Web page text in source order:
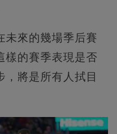
未來的幾場季后賽
樣的賽季表現是否
，將是所有人拭目